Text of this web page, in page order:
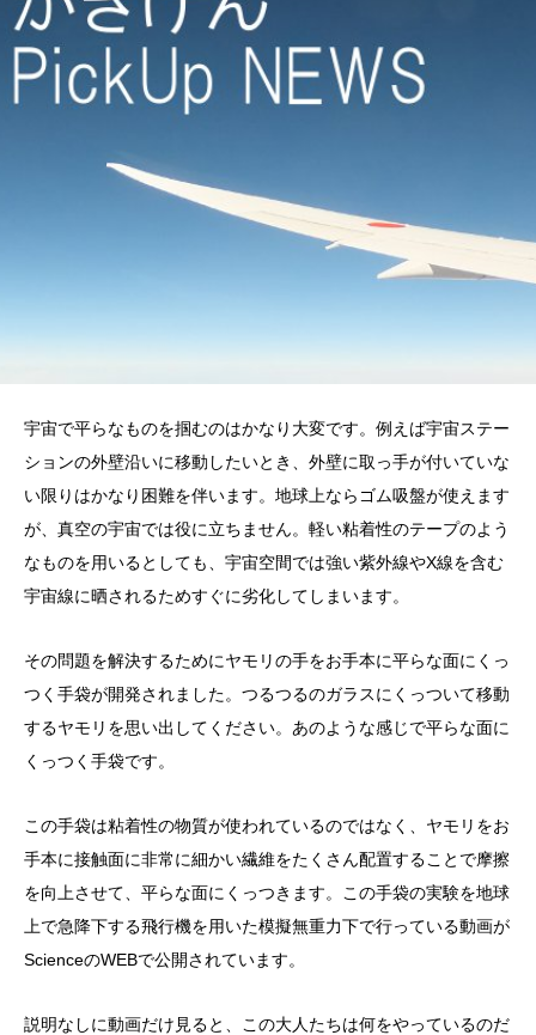
宇宙で平らなものを掴むのはかなり大変です。例えば宇宙ステー
ションの外壁沿いに移動したいとき、外壁に取っ手が付いていな
い限りはかなり困難を伴います。地球上ならゴム吸盤が使えます
が、真空の宇宙では役に立ちません。軽い粘着性のテープのよう
なものを用いるとしても、宇宙空間では強い紫外線やX線を含む
宇宙線に晒されるためすぐに劣化してしまいます。
その問題を解決するためにヤモリの手をお手本に平らな面にくっ
つく手袋が開発されました。つるつるのガラスにくっついて移動
するヤモリを思い出してください。あのような感じで平らな面に
くっつく手袋です。
この手袋は粘着性の物質が使われているのではなく、ヤモリをお
手本に接触面に非常に細かい繊維をたくさん配置することで摩擦
を向上させて、平らな面にくっつきます。この手袋の実験を地球
上で急降下する飛行機を用いた模擬無重力下で行っている動画が
ScienceのWEBで公開されています。
説明なしに動画だけ見ると、この大人たちは何をやっているのだ